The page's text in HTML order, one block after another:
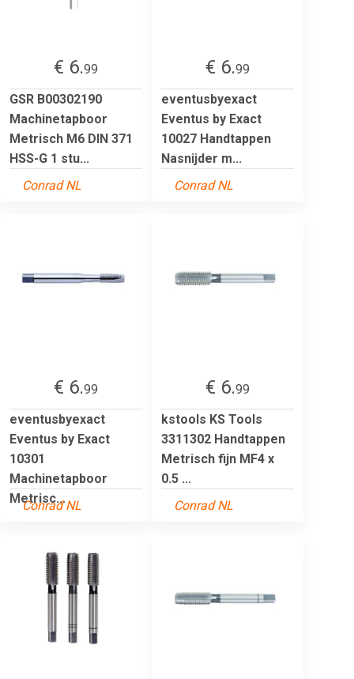
€ 6.99
GSR B00302190
Machinetapboor
Metrisch M6 DIN 371
HSS-G 1 stu...
Conrad NL
€ 6.99
eventusbyexact
Eventus by Exact
10027 Handtappen
Nasnijder m...
Conrad NL
€ 6.99
eventusbyexact
Eventus by Exact
10301
Machinetapboor
Metrisc...
Conrad NL
€ 6.99
kstools KS Tools
3311302 Handtappen
Metrisch fijn MF4 x
0.5 ...
Conrad NL